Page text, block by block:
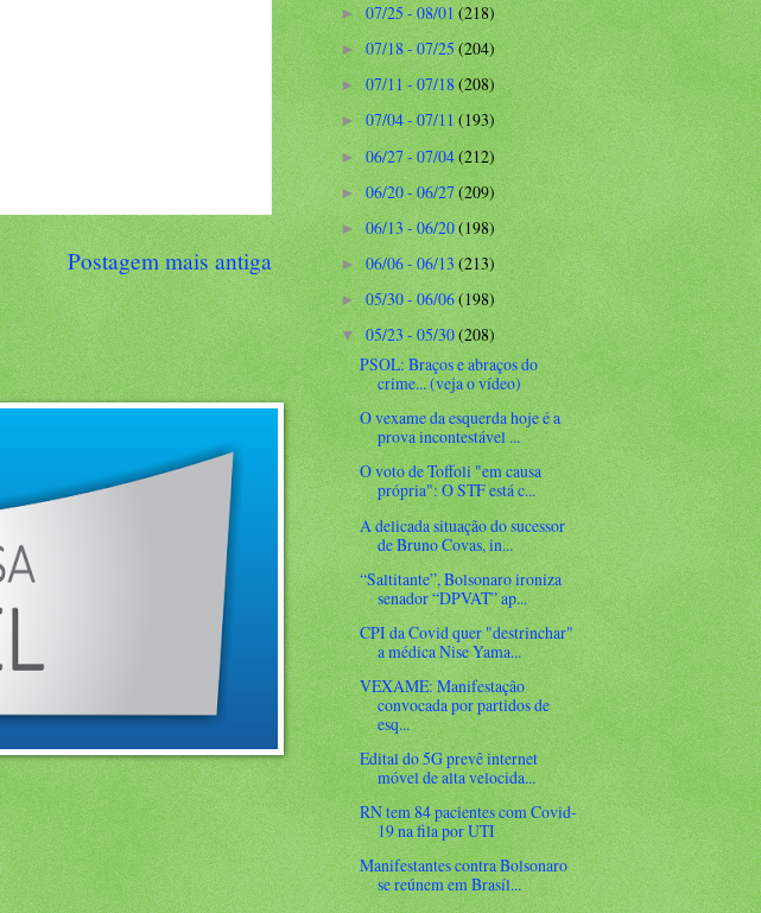
Postagem mais antiga
►07/25 - 08/01(218)
►07/18 - 07/25(204)
►07/11 - 07/18(208)
►07/04 - 07/11(193)
►06/27 - 07/04(212)
►06/20 - 06/27(209)
► 06/13 - 06/20(198)
►06/06 - 06/13(213)
►05/30 - 06/06(198)
▼05/23 - 05/30(208)
PSOL: Braços e abraços do
crime... (veja o vídeo)
O vexame da esquerda hoje é a
prova incontestável ...
O voto de Toffoli "em causa
própria": O STF está c...
A delicada situação do sucessor
de Bruno Covas, in...
“Saltitante”, Bolsonaro ironiza
senador “DPVAT” ap...
CPI da Covid quer "destrinchar"
a médica Nise Yama...
VEXAME: Manifestação
convocada por partidos de
esq...
Edital do 5G prevê internet
móvel de alta velocida...
RN tem 84 pacientes com Covid-
19 na fila por UTI
Manifestantes contra Bolsonaro
se reúnem em Brasíl...